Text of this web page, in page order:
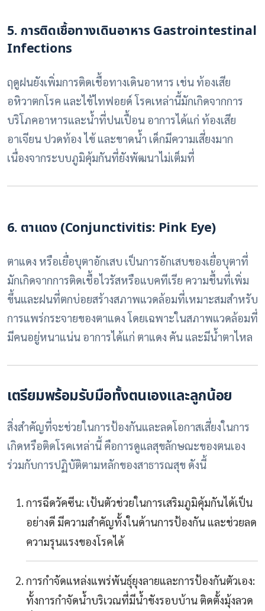
5. การติดเชื้อทางเดินอาหาร Gastrointestinal
Infections
ฤดูฝนยังเพิ่มการติดเชื้อทางเดินอาหาร เช่น ท้องเสีย
อหิวาตกโรค และไข้ไทฟอยด์ โรคเหล่านี้มักเกิดจากการ
บริโภคอาหารและน้ำที่ปนเปื้อน อาการได้แก่ ท้องเสีย
อาเจียน ปวดท้อง ไข้ และขาดน้ำ เด็กมีความเสี่ยงมาก
เนื่องจากระบบภูมิคุ้มกันที่ยังพัฒนาไม่เต็มที่
6. ตาแดง (Conjunctivitis: Pink Eye)
ตาแดง หรือเยื่อบุตาอักเสบ เป็นการอักเสบของเยื่อบุตาที่
มักเกิดจากการติดเชื้อไวรัสหรือแบคทีเรีย ความชื้นที่เพิ่ม
ขึ้นและฝนที่ตกบ่อยสร้างสภาพแวดล้อมที่เหมาะสมสำหรับ
การแพร่กระจายของตาแดง โดยเฉพาะในสภาพแวดล้อมที่
มีคนอยู่หนาแน่น อาการได้แก่ ตาแดง คัน และมีน้ำตาไหล
เตรียมพร้อมรับมือทั้งตนเองและลูกน้อย
สิ่งสำคัญที่จะช่วยในการป้องกันและลดโอกาสเสี่ยงในการ
เกิดหรือติดโรคเหล่านี้ คือการดูแลสุขลักษณะของตนเอง
ร่วมกับการปฏิบัติตามหลักของสาธารณสุข ดังนี้
การฉีดวัคซีน: เป้นตัวช่วยในการเสริมภูมิคุ้มกันได้เป็น
อย่างดี มีความสำคัญทั้งในด้านการป้องกัน และช่วยลด
ความรุนแรงของโรคได้
การกำจัดแหล่งแพร่พันธุ์ยุงลายและการป้องกันตัวเอง:
ทั้งการกำจัดน้ำบริเวณที่มีน้ำขังรอบบ้าน ติดตั้งมุ้งลวด